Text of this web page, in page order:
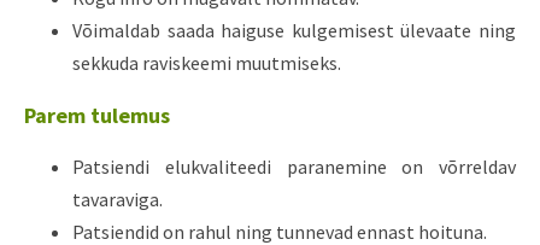
Võimaldab saada haiguse kulgemisest ülevaate ning
sekkuda raviskeemi muutmiseks.
Parem tulemus
Patsiendi elukvaliteedi paranemine on võrreldav
tavaraviga.
Patsiendid on rahul ning tunnevad ennast hoituna.